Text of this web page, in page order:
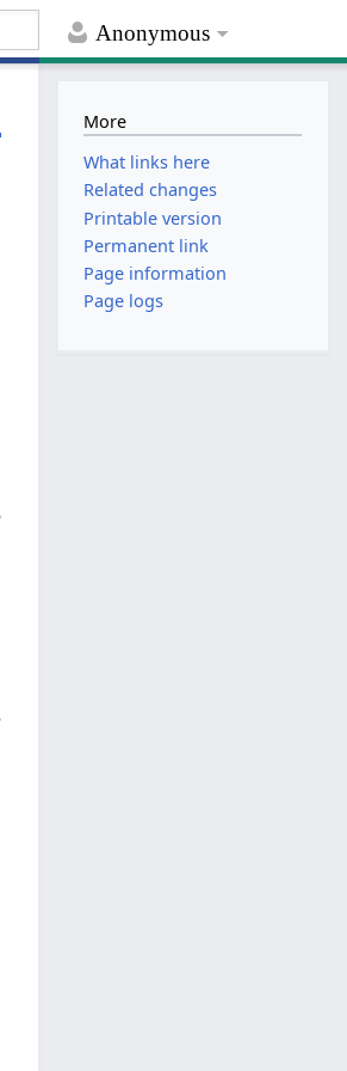
Anonymous
More
What links here
Related changes
Printable version
Permanent link
Page information
Page logs